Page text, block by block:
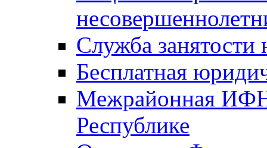
Служба занятости
Бесплатная
Межрайонная
Республике